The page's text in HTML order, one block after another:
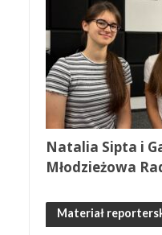
Natalia Sipta i
Młodzieżowa
Materiał